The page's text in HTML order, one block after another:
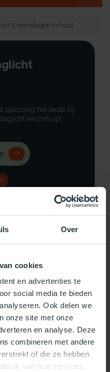
Over
cookies
en advertenties te
social media te bieden
Ook delen we
onze site met onze
en analyse. Deze
combineren met andere
of die ze hebben
van hun services.
5 werkdagen in huis!
oplossing het beste bij
keuzehulp!
maakt: